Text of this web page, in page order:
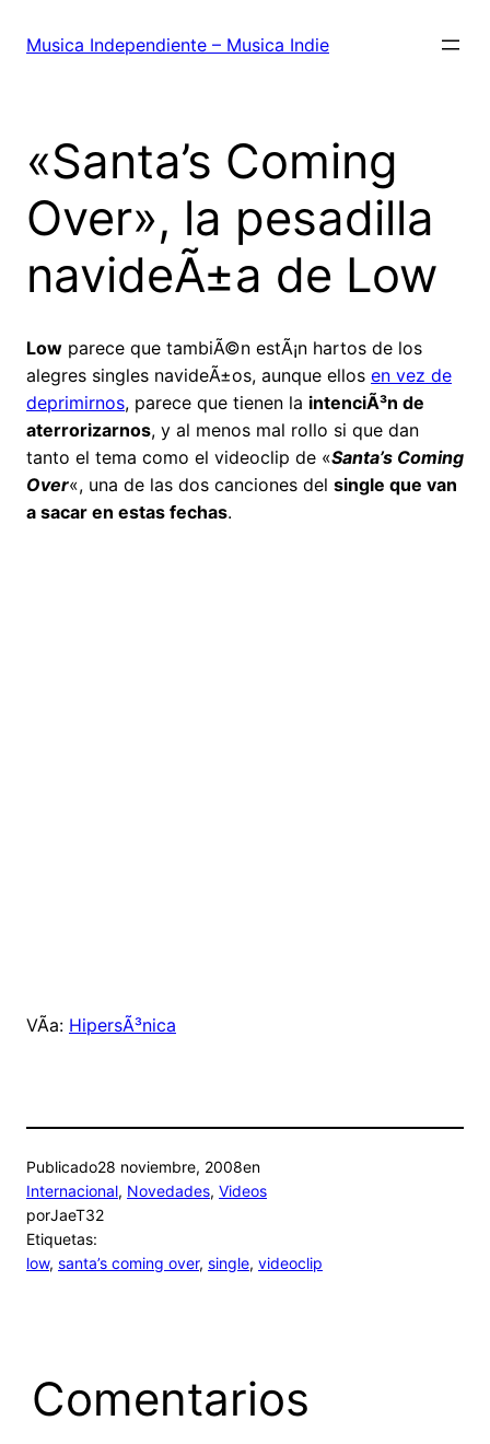
Musica Independiente – Musica Indie
«Santa’s Coming
Over», la pesadilla
navideÃ±a de Low
Low parece que tambiÃ©n estÃ¡n hartos de los
alegres singles navideÃ±os, aunque ellos en vez de
deprimirnos, parece que tienen la intenciÃ³n de
aterrorizarnos, y al menos mal rollo si que dan
tanto el tema como el videoclip de «Santa’s Coming
Over«, una de las dos canciones del single que van
a sacar en estas fechas.
VÃ­a: HipersÃ³nica
Publicado28 noviembre, 2008en
Internacional, Novedades, Videos
porJaeT32
Etiquetas:
low, santa’s coming over, single, videoclip
Comentarios